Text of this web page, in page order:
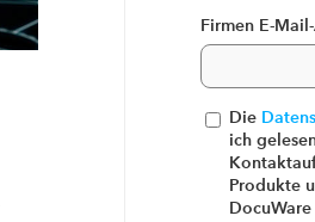
Firmen E-
Die
ich
Produkte
DocuWare